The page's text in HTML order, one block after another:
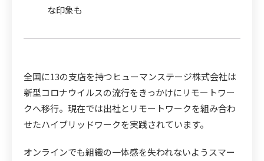
な印象も
全国に13の支店を持つヒューマンステージ株式会社は
新型コロナウイルスの流行をきっかけにリモートワー
クへ移行。現在では出社とリモートワークを組み合わ
せたハイブリッドワークを実践されています。
オンラインでも組織の一体感を失われないようスマー